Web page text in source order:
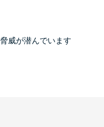
威が潜んでいます